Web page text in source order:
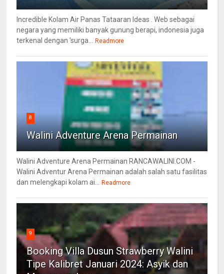
Incredible Kolam Air Panas Tataaran Ideas . Web sebagai
negara yang memiliki banyak gunung berapi, indonesia juga
terkenal dengan 'surga...
Readmore
8
Walini Adventure Arena Permainan
Walini Adventure Arena Permainan RANCAWALINI.COM -
Walini Adventur Arena Permainan adalah salah satu fasilitas
dan melengkapi kolam ai...
Readmore
9
Booking Villa Dusun Strawberry Walini
Tipe Kalibret Januari 2024: Asyik dan